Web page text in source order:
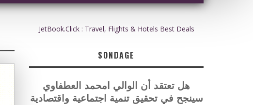
JetBook.Click : Travel, Flights & Hotels Best Deals
SONDAGE
هل تعتقد أن الوالي امحمد العطفاوي
سينجح في تحقيق تنمية اجتماعية واقتصادية